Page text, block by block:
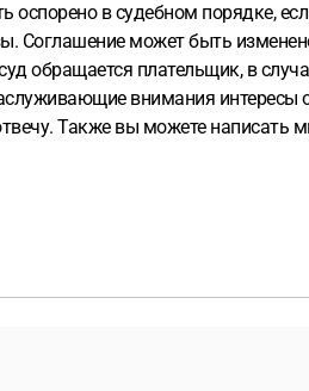
в судебном порядке,
Соглашение может быть
обращается плательщик, в
внимания интересы
Также вы можете написать